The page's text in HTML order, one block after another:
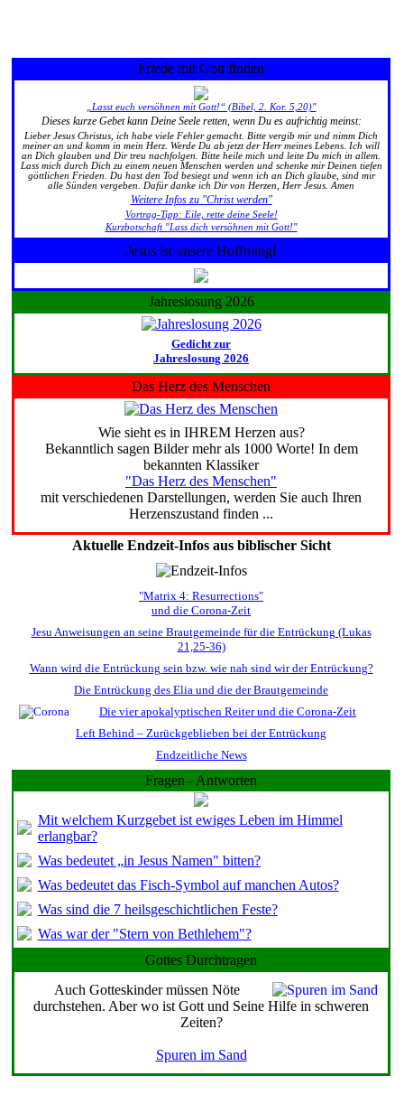
Friede mit Gott finden
„Lasst euch versöhnen mit Gott!“ (Bibel, 2. Kor. 5,20)"
Dieses kurze Gebet kann Deine Seele retten, wenn Du es aufrichtig meinst:
Lieber Jesus Christus, ich habe viele Fehler gemacht. Bitte vergib mir und nimm Dich
meiner an und komm in mein Herz. Werde Du ab jetzt der Herr meines Lebens. Ich will
an Dich glauben und Dir treu nachfolgen. Bitte heile mich und leite Du mich in allem.
Lass mich durch Dich zu einem neuen Menschen werden und schenke mir Deinen tiefen
göttlichen Frieden. Du hast den Tod besiegt und wenn ich an Dich glaube, sind mir
alle Sünden vergeben. Dafür danke ich Dir von Herzen, Herr Jesus. Amen
Weitere Infos zu "Christ werden"
Vortrag-Tipp: Eile, rette deine Seele!
Kurzbotschaft "Lass dich versöhnen mit Gott!"
Jesus ist unsere Hoffnung!
Jahreslosung 2026
Gedicht zur
Jahreslosung 2026
Das Herz des Menschen
Wie sieht es in IHREM Herzen aus?
Bekanntlich sagen Bilder mehr als 1000 Worte! In dem
bekannten Klassiker
"Das Herz des Menschen"
mit verschiedenen Darstellungen, werden Sie auch Ihren
Herzenszustand finden ...
Aktuelle Endzeit-Infos aus biblischer Sicht
"Matrix 4: Resurrections"
und die Corona-Zeit
Jesu Anweisungen an seine Brautgemeinde für die Entrückung (Lukas
21,25-36)
Wann wird die Entrückung sein bzw. wie nah sind wir der Entrückung?
Die Entrückung des Elia und die der Brautgemeinde
Die vier apokalyptischen Reiter und die Corona-Zeit
Left Behind – Zurückgeblieben bei der Entrückung
Endzeitliche News
Fragen - Antworten
Mit welchem Kurzgebet ist ewiges Leben im Himmel
erlangbar?
Was bedeutet „in Jesus Namen" bitten?
Was bedeutet das Fisch-Symbol auf manchen Autos?
Was sind die 7 heilsgeschichtlichen Feste?
Was war der "Stern von Bethlehem"?
Gottes Durchtragen
Auch Gotteskinder müssen Nöte
durchstehen. Aber wo ist Gott und Seine Hilfe in schweren
Zeiten?
Spuren im Sand